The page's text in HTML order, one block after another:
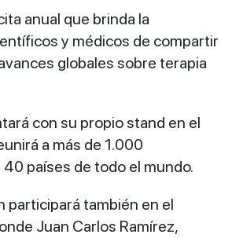
anual que brinda la
y médicos de compartir
globales sobre terapia
con su propio stand en el
a más de 1.000
países de todo el mundo.
participará también en el
Juan Carlos Ramírez,